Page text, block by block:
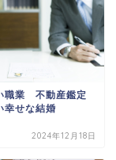
職業 不動産鑑定
幸せな結婚
2024年12月18日